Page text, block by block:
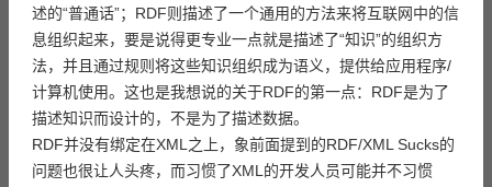
述的“普通话”；RDF则描述了一个通用的方法来将互联网中的信
息组织起来，要是说得更专业一点就是描述了“知识”的组织方
法，并且通过规则将这些知识组织成为语义，提供给应用程序/
计算机使用。这也是我想说的关于RDF的第一点：RDF是为了
描述知识而设计的，不是为了描述数据。
RDF并没有绑定在XML之上，象前面提到的RDF/XML Sucks的
问题也很让人头疼，而习惯了XML的开发人员可能并不习惯